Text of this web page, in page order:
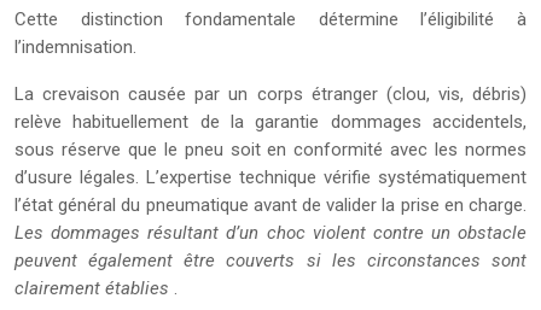
Cette distinction fondamentale détermine l’éligibilité à
l’indemnisation.
La crevaison causée par un corps étranger (clou, vis, débris)
relève habituellement de la garantie dommages accidentels,
sous réserve que le pneu soit en conformité avec les normes
d’usure légales. L’expertise technique vérifie systématiquement
l’état général du pneumatique avant de valider la prise en charge.
Les dommages résultant d’un choc violent contre un obstacle
peuvent également être couverts si les circonstances sont
clairement établies .